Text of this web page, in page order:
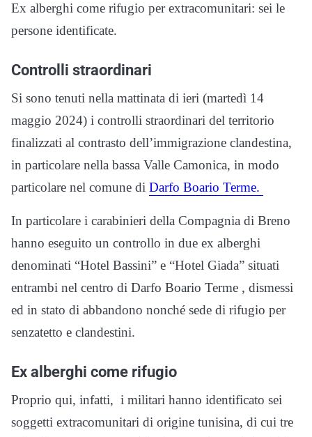
Ex alberghi come rifugio per extracomunitari: sei le
persone identificate.
Controlli straordinari
Si sono tenuti nella mattinata di ieri (martedì 14
maggio 2024) i controlli straordinari del territorio
finalizzati al contrasto dell’immigrazione clandestina,
in particolare nella bassa Valle Camonica, in modo
particolare nel comune di Darfo Boario Terme.
In particolare i carabinieri della Compagnia di Breno
hanno eseguito un controllo in due ex alberghi
denominati “Hotel Bassini” e “Hotel Giada” situati
entrambi nel centro di Darfo Boario Terme , dismessi
ed in stato di abbandono nonché sede di rifugio per
senzatetto e clandestini.
Ex alberghi come rifugio
Proprio qui, infatti, i militari hanno identificato sei
soggetti extracomunitari di origine tunisina, di cui tre